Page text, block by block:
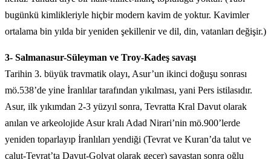
bugünkü kimlikleriyle hiçbir modern kavim de yoktur. Kavimler
ortalama bin yılda bir yeniden şekillenir ve dil, din, vatanları değişir.)
3- Salmanasur-Süleyman ve Troy-Kadeş savaşı
Tarihin 3. büyük travmatik olayı, Asur’un ikinci doğuşu sonrası
mö.538’de yine İranlılar tarafından yıkılması, yani Pers istilasıdır.
Asur, ilk yıkımdan 2-3 yüzyıl sonra, Tevratta Kral Davut olarak
anılan ve arkeolojide Asur kralı Adad Nirari’nin mö.900’lerde
yeniden toparlayıp İranlıları yendiği (Tevrat ve Kuran’da talut ve
calut-Tevrat’ta Davut-Golyat olarak geçer) savaştan sonra oğlu